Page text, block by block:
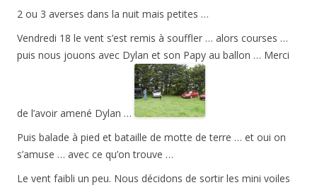
2 ou 3 averses dans la nuit mais petites …
Vendredi 18 le vent s’est remis à souffler … alors courses …
puis nous jouons avec Dylan et son Papy au ballon … Merci
de l’avoir amené Dylan …
Puis balade à pied et bataille de motte de terre … et oui on
s’amuse … avec ce qu’on trouve …
Le vent faibli un peu. Nous décidons de sortir les mini voiles